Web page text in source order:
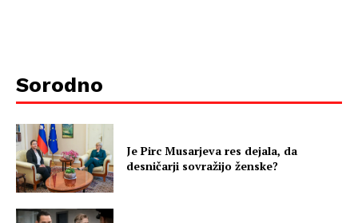
Sorodno
Je Pirc Musarjeva res dejala, da
desničarji sovražijo ženske?